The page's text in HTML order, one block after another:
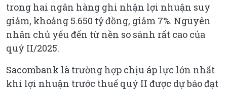
trong hai ngân hàng ghi nhận lợi nhuận suy
giảm, khoảng 5.650 tỷ đồng, giảm 7%. Nguyên
nhân chủ yếu đến từ nền so sánh rất cao của
quý II/2025.
Sacombank là trường hợp chịu áp lực lớn nhất
khi lợi nhuận trước thuế quý II được dự báo đạt